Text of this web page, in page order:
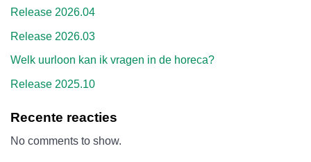
Release 2026.04
Release 2026.03
Welk uurloon kan ik vragen in de horeca?
Release 2025.10
Recente reacties
No comments to show.